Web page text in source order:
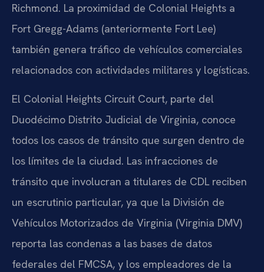
Richmond. La proximidad de Colonial Heights a
Fort Gregg-Adams (anteriormente Fort Lee)
también genera tráfico de vehículos comerciales
relacionados con actividades militares y logísticas.
El Colonial Heights Circuit Court, parte del
Duodécimo Distrito Judicial de Virginia, conoce
todos los casos de tránsito que surgen dentro de
los límites de la ciudad. Las infracciones de
tránsito que involucran a titulares de CDL reciben
un escrutinio particular, ya que la División de
Vehículos Motorizados de Virginia (Virginia DMV)
reporta las condenas a las bases de datos
federales del FMCSA, y los empleadores de la